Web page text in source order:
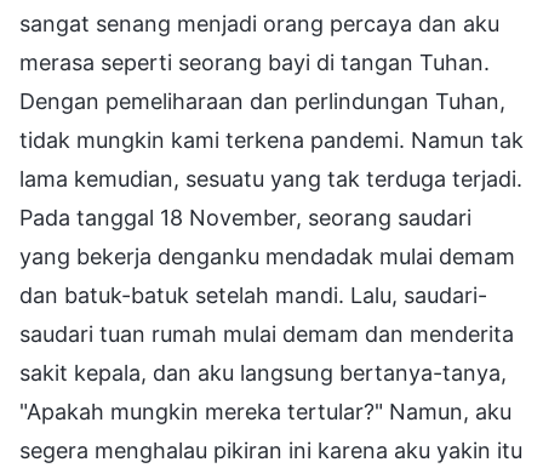
sangat senang menjadi orang percaya dan aku
merasa seperti seorang bayi di tangan Tuhan.
Dengan pemeliharaan dan perlindungan Tuhan,
tidak mungkin kami terkena pandemi. Namun tak
lama kemudian, sesuatu yang tak terduga terjadi.
Pada tanggal 18 November, seorang saudari
yang bekerja denganku mendadak mulai demam
dan batuk-batuk setelah mandi. Lalu, saudari-
saudari tuan rumah mulai demam dan menderita
sakit kepala, dan aku langsung bertanya-tanya,
"Apakah mungkin mereka tertular?" Namun, aku
segera menghalau pikiran ini karena aku yakin itu